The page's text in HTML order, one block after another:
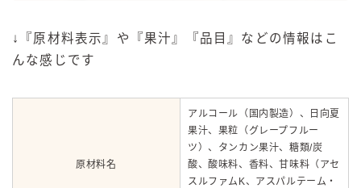
↓『原材料表示』や『果汁』『品目』などの情報はこ
んな感じです
原材料名
アルコール（国内製造）、日向夏
果汁、果粒（グレープフルー
ツ）、タンカン果汁、糖類/炭
酸、酸味料、香料、甘味料（アセ
スルファムK、アスパルテーム・